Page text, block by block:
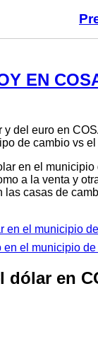
EN
y del euro en
de cambio vs
en el municipio
a la venta y
las casas de
en el municipio
en el municipio
en